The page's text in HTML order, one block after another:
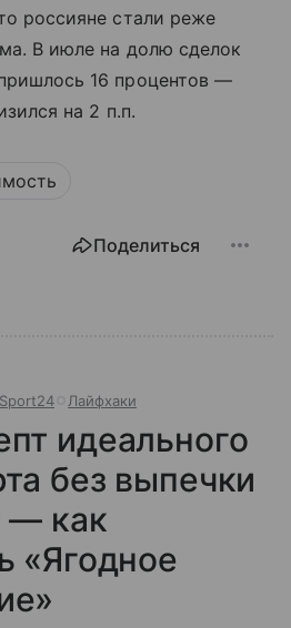
россияне стали реже
В июле на долю сделок
16 процентов —
на 2 п.п.
Поделиться
Sport24 Лайфхаки
идеального
без выпечки
— как
«Ягодное